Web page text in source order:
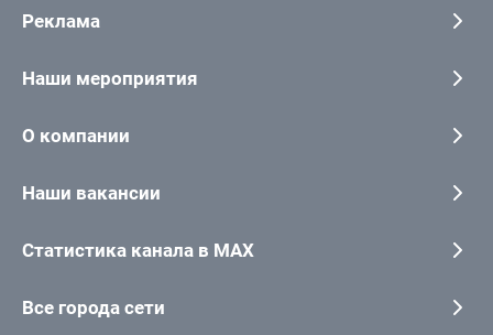
Реклама
Наши мероприятия
О компании
Наши вакансии
Статистика канала в MAX
Все города сети